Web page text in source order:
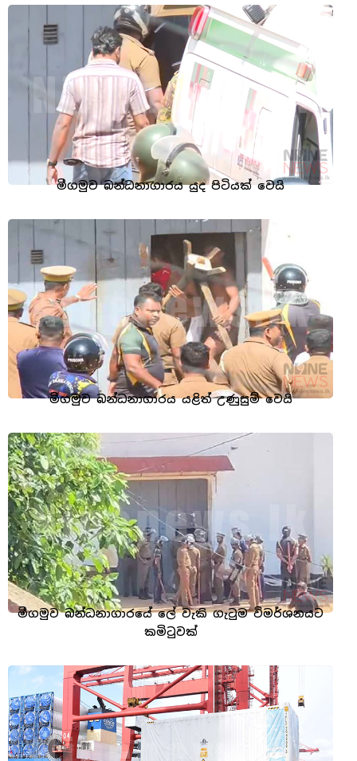
මීගමුව බන්ධනාගාරය යුද පිටියක් වෙයි
මීගමුව බන්ධනාගාරය යළිත් උණුසුම් වෙයි
මීගමුව බන්ධනාගාරයේ ලේ වැකි ගැටුම විමර්ශනයට
කමිටුවක්